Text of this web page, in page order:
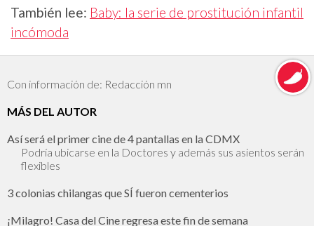
También lee: Baby: la serie de prostitución infantil
incómoda
Con información de: Redacción mn
MÁS DEL AUTOR
Así será el primer cine de 4 pantallas en la CDMX
Podría ubicarse en la Doctores y además sus asientos serán
flexibles
3 colonias chilangas que SÍ fueron cementerios
¡Milagro! Casa del Cine regresa este fin de semana